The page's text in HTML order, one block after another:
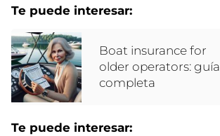
Te puede interesar:
Boat insurance for
older operators: guía
completa
Te puede interesar: